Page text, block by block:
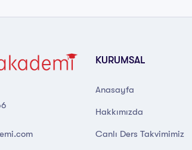
KURUMSAL
Anasayfa
Hakkımızda
Canlı Ders Takvimimiz